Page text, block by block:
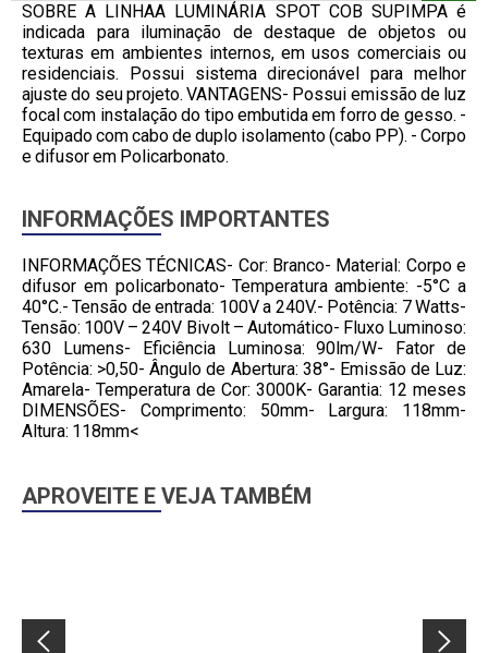
SOBRE A LINHAA LUMINÁRIA SPOT COB SUPIMPA é
indicada para iluminação de destaque de objetos ou
texturas em ambientes internos, em usos comerciais ou
residenciais. Possui sistema direcionável para melhor
ajuste do seu projeto. VANTAGENS- Possui emissão de luz
focal com instalação do tipo embutida em forro de gesso. -
Equipado com cabo de duplo isolamento (cabo PP). - Corpo
e difusor em Policarbonato.
INFORMAÇÕES IMPORTANTES
INFORMAÇÕES TÉCNICAS- Cor: Branco- Material: Corpo e
difusor em policarbonato- Temperatura ambiente: -5°C a
40°C.- Tensão de entrada: 100V a 240V.- Potência: 7 Watts-
Tensão: 100V – 240V Bivolt – Automático- Fluxo Luminoso:
630 Lumens- Eficiência Luminosa: 90lm/W- Fator de
Potência: >0,50- Ângulo de Abertura: 38°- Emissão de Luz:
Amarela- Temperatura de Cor: 3000K- Garantia: 12 meses
DIMENSÕES- Comprimento: 50mm- Largura: 118mm-
Altura: 118mm<
APROVEITE E VEJA TAMBÉM